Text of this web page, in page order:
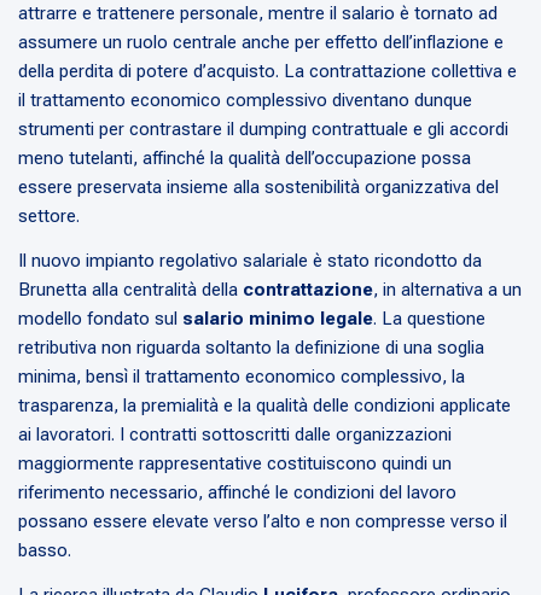
attrarre e trattenere personale, mentre il salario è tornato ad
assumere un ruolo centrale anche per effetto dell’inflazione e
della perdita di potere d’acquisto. La contrattazione collettiva e
il trattamento economico complessivo diventano dunque
strumenti per contrastare il dumping contrattuale e gli accordi
meno tutelanti, affinché la qualità dell’occupazione possa
essere preservata insieme alla sostenibilità organizzativa del
settore.
Il nuovo impianto regolativo salariale è stato ricondotto da
Brunetta alla centralità della contrattazione, in alternativa a un
modello fondato sul salario minimo legale. La questione
retributiva non riguarda soltanto la definizione di una soglia
minima, bensì il trattamento economico complessivo, la
trasparenza, la premialità e la qualità delle condizioni applicate
ai lavoratori. I contratti sottoscritti dalle organizzazioni
maggiormente rappresentative costituiscono quindi un
riferimento necessario, affinché le condizioni del lavoro
possano essere elevate verso l’alto e non compresse verso il
basso.